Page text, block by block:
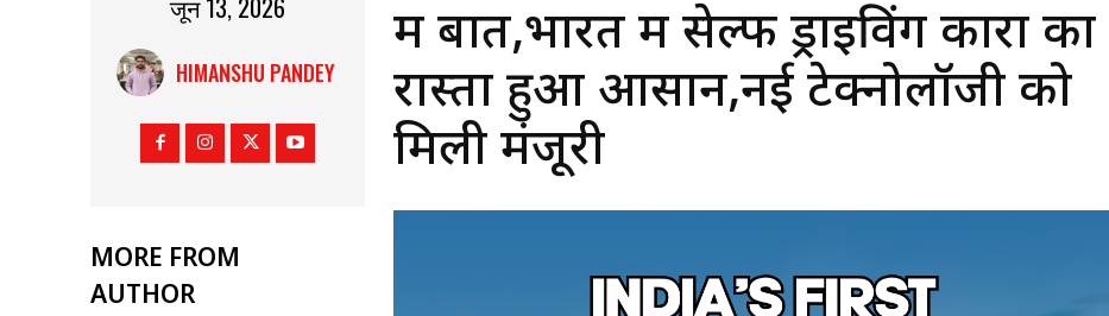
जून 13, 2026
HIMANSHU PANDEY
MORE FROM
AUTHOR
में बात,भारत में सेल्फ ड्राइविंग कारों का
रास्ता हुआ आसान,नई टेक्नोलॉजी को
मिली मंजूरी